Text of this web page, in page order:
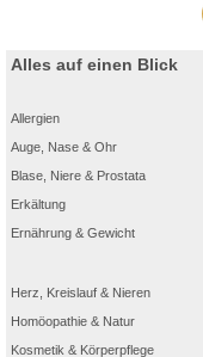
Alles auf einen Blick
Allergien
Auge, Nase & Ohr
Blase, Niere & Prostata
Erkältung
Ernährung & Gewicht
Herz, Kreislauf & Nieren
Homöopathie & Natur
Kosmetik & Körperpflege